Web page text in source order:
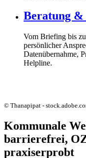
Beratung &
Vom Briefing bis
persönlicher
Datenübernahme,
Helpline.
© Thanapipat -
Kommunale
barrierefrei,
praxiserprobt